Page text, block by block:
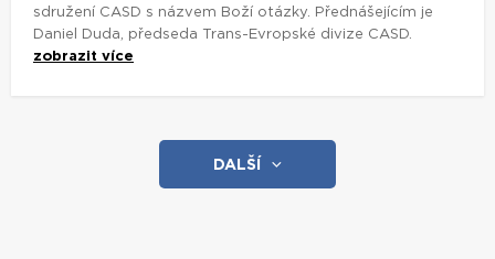
sdružení CASD s názvem Boží otázky. Přednášejícím je
Daniel Duda, předseda Trans-Evropské divize CASD.
zobrazit více
DALŠÍ